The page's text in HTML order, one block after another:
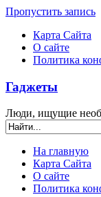
Пропустить запись
Карта Сайта
О сайте
Политика
Гаджеты
Люди, ищущие
На главную
Карта Сайта
О сайте
Политика